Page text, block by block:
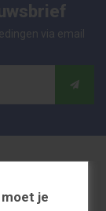
je
via email